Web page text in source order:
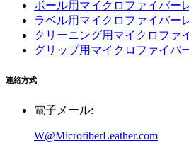
ボール用マイクロファイバー
ラベル用マイクロファイバー
クリーニング用マイクロファ
グリップ用マイクロファイバ
連絡方式
電子メール:
W@MicrofiberLeather.com